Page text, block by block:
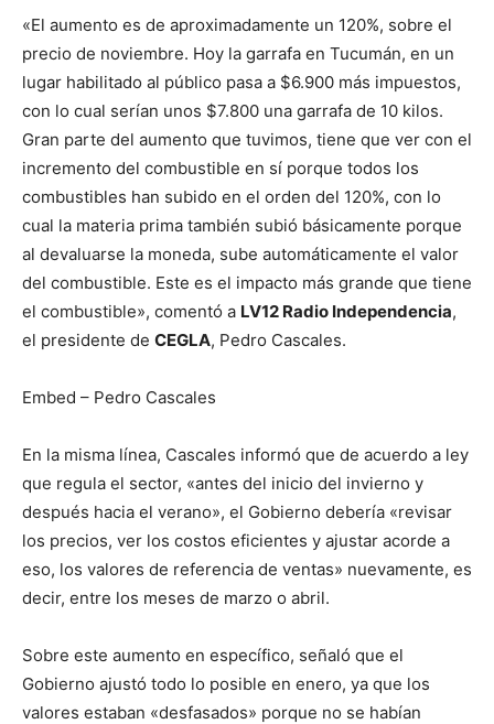
«El aumento es de aproximadamente un 120%, sobre el
precio de noviembre. Hoy la garrafa en Tucumán, en un
lugar habilitado al público pasa a $6.900 más impuestos,
con lo cual serían unos $7.800 una garrafa de 10 kilos.
Gran parte del aumento que tuvimos, tiene que ver con el
incremento del combustible en sí porque todos los
combustibles han subido en el orden del 120%, con lo
cual la materia prima también subió básicamente porque
al devaluarse la moneda, sube automáticamente el valor
del combustible. Este es el impacto más grande que tiene
el combustible», comentó a LV12 Radio Independencia,
el presidente de CEGLA, Pedro Cascales.
Embed – Pedro Cascales
En la misma línea, Cascales informó que de acuerdo a ley
que regula el sector, «antes del inicio del invierno y
después hacia el verano», el Gobierno debería «revisar
los precios, ver los costos eficientes y ajustar acorde a
eso, los valores de referencia de ventas» nuevamente, es
decir, entre los meses de marzo o abril.
Sobre este aumento en específico, señaló que el
Gobierno ajustó todo lo posible en enero, ya que los
valores estaban «desfasados» porque no se habían